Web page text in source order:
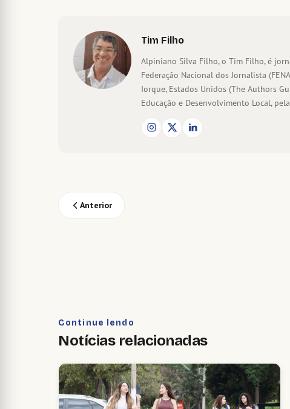
Tim Filho
Alpiniano Silva Filho, o Tim Filho, é
Federação Nacional dos Jornalista
Iorque, Estados Unidos (The Authors
Educação e Desenvolvimento Local,
Anterior
Continue lendo
Notícias relacionadas